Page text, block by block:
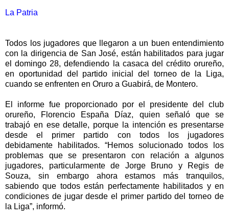
La Patria
Todos los jugadores que llegaron a un buen entendimiento
con la dirigencia de San José, están habilitados para jugar
el domingo 28, defendiendo la casaca del crédito orureño,
en oportunidad del partido inicial del torneo de la Liga,
cuando se enfrenten en Oruro a Guabirá, de Montero.
El informe fue proporcionado por el presidente del club
orureño, Florencio España Díaz, quien señaló que se
trabajó en ese detalle, porque la intención es presentarse
desde el primer partido con todos los jugadores
debidamente habilitados. “Hemos solucionado todos los
problemas que se presentaron con relación a algunos
jugadores, particularmente de Jorge Bruno y Regis de
Souza, sin embargo ahora estamos más tranquilos,
sabiendo que todos están perfectamente habilitados y en
condiciones de jugar desde el primer partido del torneo de
la Liga”, informó.